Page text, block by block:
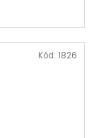
Kód: 1826